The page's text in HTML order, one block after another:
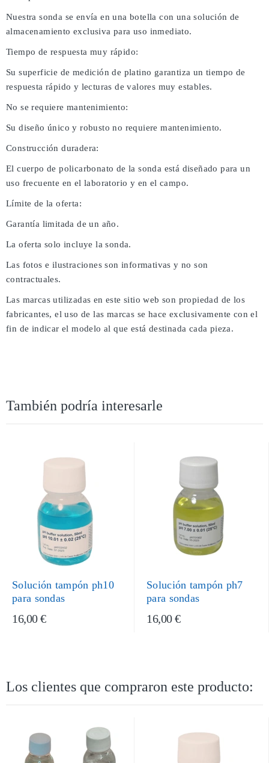
Nuestra sonda se envía en una botella con una solución de
almacenamiento exclusiva para uso inmediato.
Tiempo de respuesta muy rápido:
Su superficie de medición de platino garantiza un tiempo de
respuesta rápido y lecturas de valores muy estables.
No se requiere mantenimiento:
Su diseño único y robusto no requiere mantenimiento.
Construcción duradera:
El cuerpo de policarbonato de la sonda está diseñado para un
uso frecuente en el laboratorio y en el campo.
Límite de la oferta:
Garantía limitada de un año.
La oferta solo incluye la sonda.
Las fotos e ilustraciones son informativas y no son
contractuales.
Las marcas utilizadas en este sitio web son propiedad de los
fabricantes, el uso de las marcas se hace exclusivamente con el
fin de indicar el modelo al que está destinada cada pieza.
También podría interesarle
Solución tampón ph10
para sondas
16,00 €
Solución tampón ph7
para sondas
16,00 €
Los clientes que compraron este producto: